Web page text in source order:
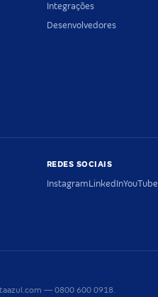
Integrações
Desenvolvedores
REDES SOCIAIS
InstagramLinkedInYouTube
— 0800 600 0918.